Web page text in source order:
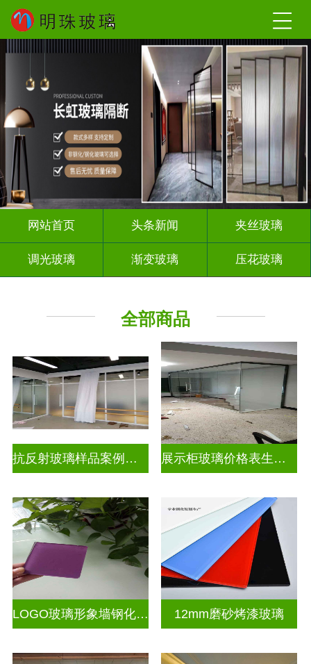
网站首页 头条新闻 夹丝玻璃
调光玻璃 渐变玻璃 压花玻璃
全部商品
抗反射玻璃样品案例展示 展示柜玻璃价格表生产电话
LOGO玻璃形象墙钢化烤漆彩色玻璃 12mm磨砂烤漆玻璃